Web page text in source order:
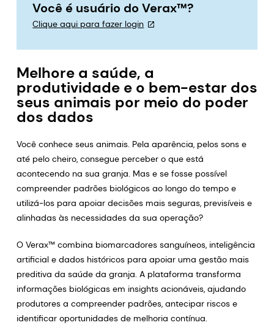
Você é usuário do Verax™?
Clique aqui para fazer login
Melhore a saúde, a
produtividade e o bem-estar dos
seus animais por meio do poder
dos dados
Você conhece seus animais. Pela aparência, pelos sons e
até pelo cheiro, consegue perceber o que está
acontecendo na sua granja. Mas e se fosse possível
compreender padrões biológicos ao longo do tempo e
utilizá-los para apoiar decisões mais seguras, previsíveis e
alinhadas às necessidades da sua operação?
O Verax™ combina biomarcadores sanguíneos, inteligência
artificial e dados históricos para apoiar uma gestão mais
preditiva da saúde da granja. A plataforma transforma
informações biológicas em insights acionáveis, ajudando
produtores a compreender padrões, antecipar riscos e
identificar oportunidades de melhoria contínua.